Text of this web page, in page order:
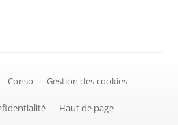
- Conso - Gestion des cookies -
- Haut de page